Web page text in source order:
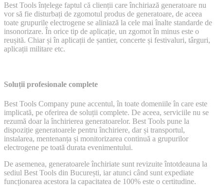
Best Tools înțelege faptul că clienții care închiriază generatoare nu
vor să fie disturbați de zgomotul produs de generatoare, de aceea
toate grupurile electrogene se aliniază la cele mai înalte standarde de
insonorizare. În orice tip de aplicație, un zgomot în minus este o
reușită. Chiar și în aplicații de șantier, concerte și festivaluri, târguri,
aplicații militare etc.
Soluții profesionale complete
Best Tools Company pune accentul, în toate domeniile în care este
implicată, pe oferirea de soluții complete. De aceea, serviciile nu se
rezumă doar la închirierea generatoarelor. Best Tools pune la
dispoziție generatoarele pentru închiriere, dar și transportul,
instalarea, mentenanța și monitorizarea continuă a grupurilor
electrogene pe toată durata evenimentului.
De asemenea, generatoarele închiriate sunt revizuite întotdeauna la
sediul Best Tools din București, iar atunci când sunt expediate
funcționarea acestora la capacitatea de 100% este o certitudine.